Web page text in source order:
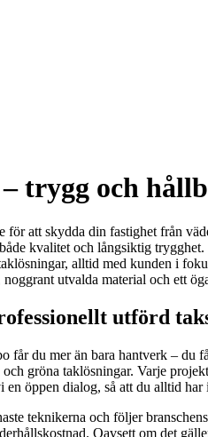
trygg och
för att skydda din fastighet från
kvalitet och långsiktig
alltid med kunden i
utvalda material och ett
utförd
får du mer än bara hantverk – du
gröna taklösningar. Varje
öppen dialog, så att du alltid
teknikerna och följer
Oavsett om det